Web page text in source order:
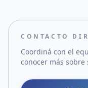
CONTACTO
Coordiná con el
conocer más sobre